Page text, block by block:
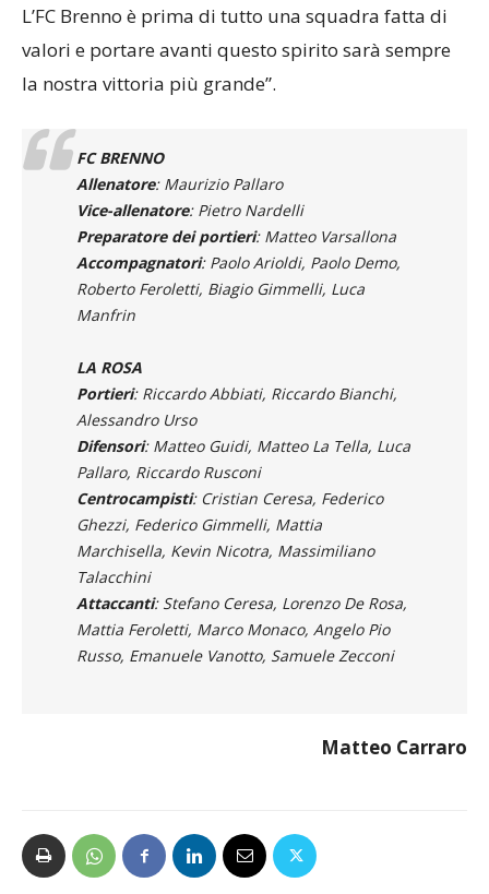
FC BRENNO
Allenatore: Maurizio Pallaro
Vice-allenatore: Pietro Nardelli
Preparatore dei portieri : Matteo Varsallona
Accompagnatori : Paolo Arioldi, Paolo Demo,
Roberto Feroletti, Biagio Gimmelli, Luca
LA ROSA
Portieri: Riccardo Abbiati, Riccardo Bianchi,
Alessandro Urso
Difensori: Matteo Guidi, Matteo La Tella, Luca
Pallaro, Riccardo Rusconi
Centrocampisti: Cristian Ceresa, Federico
Ghezzi, Federico Gimmelli, Mattia
Marchisella, Kevin Nicotra, Massimiliano
Talacchini
Attaccanti: Stefano Ceresa, Lorenzo De Rosa,
Mattia Feroletti, Marco Monaco, Angelo Pio